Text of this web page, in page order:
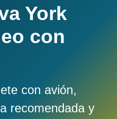
York
con
con avión,
recomendada y